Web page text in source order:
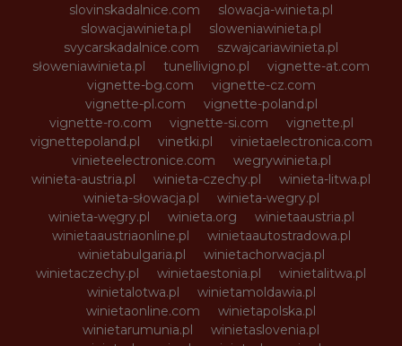
slovinskadalnice.com
slowacja-winieta.pl
slowacjawinieta.pl
sloweniawinieta.pl
svycarskadalnice.com
szwajcariawinieta.pl
słoweniawinieta.pl
tunellivigno.pl
vignette-at.com
vignette-bg.com
vignette-cz.com
vignette-pl.com
vignette-poland.pl
vignette-ro.com
vignette-si.com
vignette.pl
vignettepoland.pl
vinetki.pl
vinietaelectronica.com
vinieteelectronice.com
wegrywinieta.pl
winieta-austria.pl
winieta-czechy.pl
winieta-litwa.pl
winieta-słowacja.pl
winieta-wegry.pl
winieta-węgry.pl
winieta.org
winietaaustria.pl
winietaaustriaonline.pl
winietaautostradowa.pl
winietabulgaria.pl
winietachorwacja.pl
winietaczechy.pl
winietaestonia.pl
winietalitwa.pl
winietalotwa.pl
winietamoldawia.pl
winietaonline.com
winietapolska.pl
winietarumunia.pl
winietaslovenia.pl